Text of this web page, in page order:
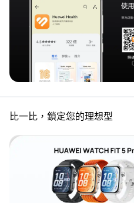
比一比，鎖定您的理想型